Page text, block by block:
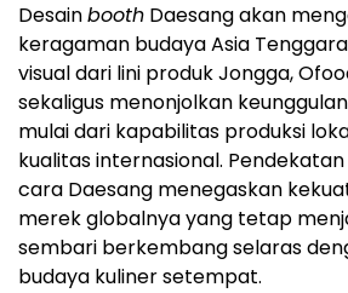
Desainbooth Daesang akan
keragaman budaya Asia
visual dari lini produk Jongga,
sekaligus menonjolkan
mulai dari kapabilitas produksi
kualitas internasional.
cara Daesang menegaskan
merek globalnya yang tetap
sembari berkembang selaras
budaya kuliner setempat.